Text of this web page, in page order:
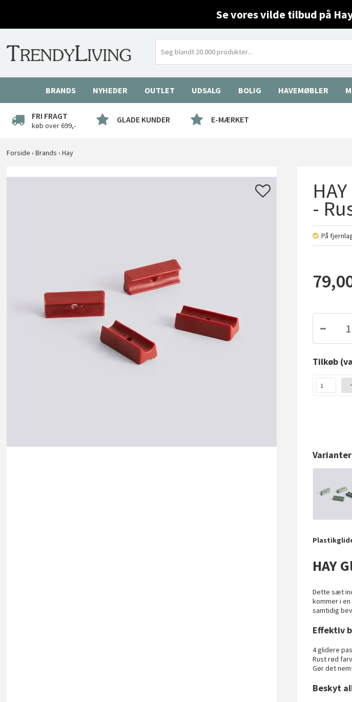
Se vores vilde tilbud på
BRANDS NYHEDER OUTLET UDSALG BOLIG HAVEMØBLER
FRI FRAGT
køb over 699,-
GLADE KUNDER E-MÆRKET
Forside ›Brands ›Hay
-
På
Tilkøb
Varianter
HAY
Dette sæt
kommer i
samtidig
Effektiv
4 glidere
Rust rød
Gør det
Beskyt